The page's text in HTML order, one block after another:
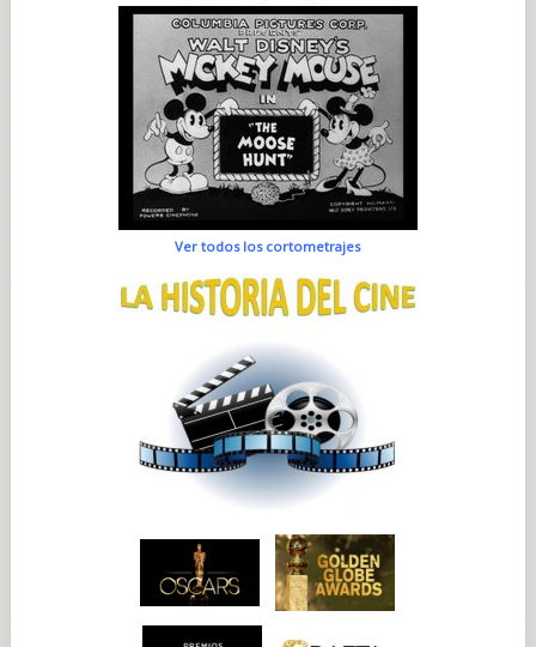
Ver todos los cortometrajes